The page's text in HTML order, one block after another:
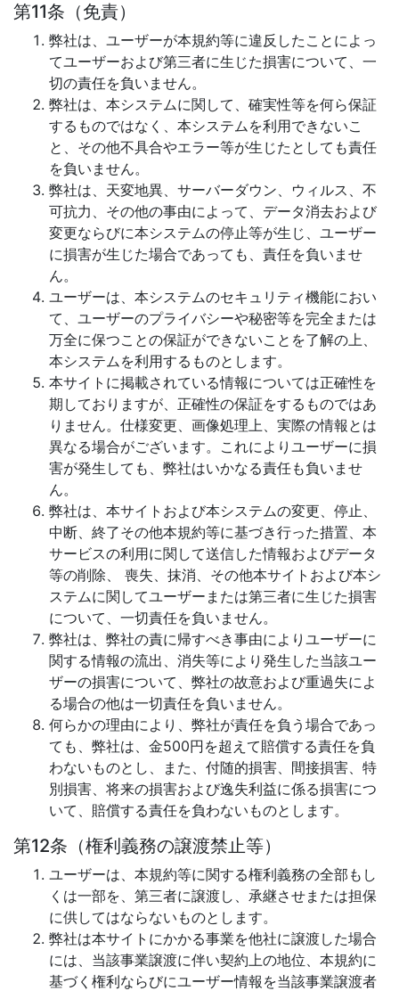
第11条（免責）
弊社は、ユーザーが本規約等に違反したことによっ
てユーザーおよび第三者に生じた損害について、一
切の責任を負いません。
弊社は、本システムに関して、確実性等を何ら保証
するものではなく、本システムを利用できないこ
と、その他不具合やエラー等が生じたとしても責任
を負いません。
弊社は、天変地異、サーバーダウン、ウィルス、不
可抗力、その他の事由によって、データ消去および
変更ならびに本システムの停止等が生じ、ユーザー
に損害が生じた場合であっても、責任を負いませ
ん。
ユーザーは、本システムのセキュリティ機能におい
て、ユーザーのプライバシーや秘密等を完全または
万全に保つことの保証ができないことを了解の上、
本システムを利用するものとします。
本サイトに掲載されている情報については正確性を
期しておりますが、正確性の保証をするものではあ
りません。仕様変更、画像処理上、実際の情報とは
異なる場合がございます。これによりユーザーに損
害が発生しても、弊社はいかなる責任も負いませ
ん。
弊社は、本サイトおよび本システムの変更、停止、
中断、終了その他本規約等に基づき行った措置、本
サービスの利用に関して送信した情報およびデータ
等の削除、 喪失、抹消、その他本サイトおよび本シ
ステムに関してユーザーまたは第三者に生じた損害
について、一切責任を負いません。
弊社は、弊社の責に帰すべき事由によりユーザーに
関する情報の流出、消失等により発生した当該ユー
ザーの損害について、弊社の故意および重過失によ
る場合の他は一切責任を負いません。
何らかの理由により、弊社が責任を負う場合であっ
ても、弊社は、金500円を超えて賠償する責任を負
わないものとし、また、付随的損害、間接損害、特
別損害、将来の損害および逸失利益に係る損害につ
いて、賠償する責任を負わないものとします。
第12条（権利義務の譲渡禁止等）
ユーザーは、本規約等に関する権利義務の全部もし
くは一部を、第三者に譲渡し、承継させまたは担保
に供してはならないものとします。
弊社は本サイトにかかる事業を他社に譲渡した場合
には、当該事業譲渡に伴い契約上の地位、本規約に
基づく権利ならびにユーザー情報を当該事業譲渡者